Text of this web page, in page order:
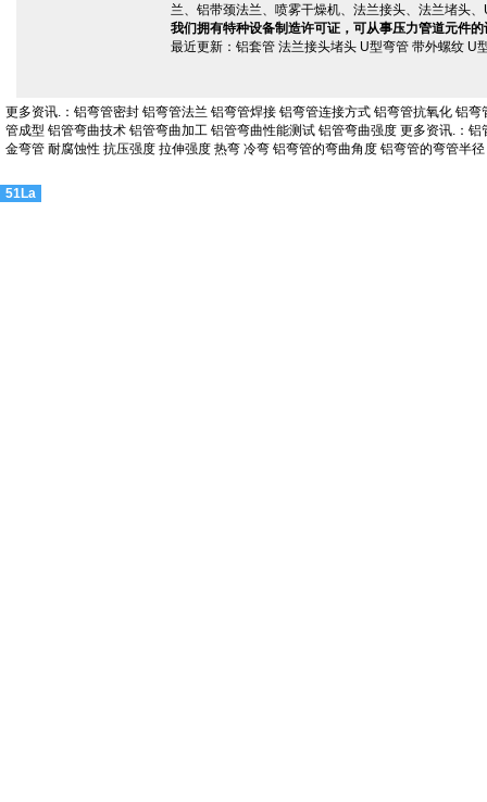
兰、 铝带颈法兰、 喷雾干燥机、 法兰接头、法兰堵头、
我们拥有特种设备制造许可证，可从事压力管道元件
最近更新： 铝套管 法兰接头堵头 U型弯管 带外螺纹 U
更多资讯.： 铝弯管密封 铝弯管法兰 铝弯管焊接 铝弯管连接方式 铝弯管抗氧化 铝弯
管成型 铝管弯曲技术 铝管弯曲加工 铝管弯曲性能测试 铝管弯曲强度 更多资讯.： 铝
金弯管 耐腐蚀性 抗压强度 拉伸强度 热弯 冷弯 铝弯管的弯曲角度 铝弯管的弯管半径
51La